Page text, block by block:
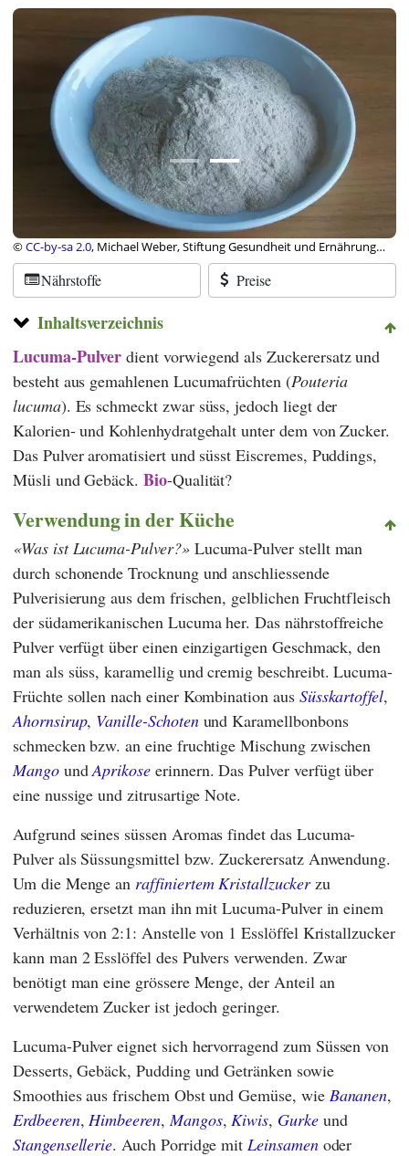
©CC-by-sa 2.0, Michael Weber, Stiftung Gesundheit und Ernährung
Schweiz
Nährstoffe Preise
Inhaltsverzeichnis
Lucuma-Pulver dient vorwiegend als Zuckerersatz und
besteht aus gemahlenen Lucumafrüchten (Pouteria
lucuma). Es schmeckt zwar süss, jedoch liegt der
Kalorien- und Kohlenhydratgehalt unter dem von Zucker.
Das Pulver aromatisiert und süsst Eiscremes, Puddings,
Müsli und Gebäck.Bio-Qualität?
Verwendung in der Küche
Was ist Lucuma-Pulver? Lucuma-Pulver stellt man
durch schonende Trocknung und anschliessende
Pulverisierung aus dem frischen, gelblichen Fruchtfleisch
der südamerikanischen Lucuma her. Das nährstoffreiche
Pulver verfügt über einen einzigartigen Geschmack, den
man als süss, karamellig und cremig beschreibt. Lucuma-
Früchte sollen nach einer Kombination aus Süsskartoffel,
Ahornsirup, Vanille-Schotenund Karamellbonbons
schmecken bzw. an eine fruchtige Mischung zwischen
MangoundAprikose erinnern. Das Pulver verfügt über
eine nussige und zitrusartige Note.
Aufgrund seines süssen Aromas findet das Lucuma-
Pulver als Süssungsmittel bzw. Zuckerersatz Anwendung.
Um die Menge an raffiniertem Kristallzuckerzu
reduzieren, ersetzt man ihn mit Lucuma-Pulver in einem
Verhältnis von 2:1: Anstelle von 1 Esslöffel Kristallzucker
kann man 2 Esslöffel des Pulvers verwenden. Zwar
benötigt man eine grössere Menge, der Anteil an
verwendetem Zucker ist jedoch geringer.
Lucuma-Pulver eignet sich hervorragend zum Süssen von
Desserts, Gebäck, Pudding und Getränken sowie
Smoothies aus frischem Obst und Gemüse, wie Bananen,
Erdbeeren,Himbeeren,Mangos,Kiwis, Gurkeund
Stangensellerie. Auch Porridge mitLeinsamenoder